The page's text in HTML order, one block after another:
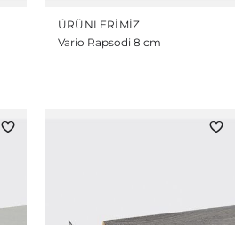
ÜRÜNLERIMIZ
Vario Rapsodi 8 cm